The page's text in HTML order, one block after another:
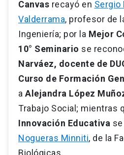
Canvas recayó en Sergio
Valderrama, profesor de
Ingeniería; por la Mejor
10° Seminario se
Narváez, docente de
Curso de Formación
a Alejandra López
Trabajo Social; mientras
Innovación Educativa
Nogueras Minniti, de la
Biológicas.